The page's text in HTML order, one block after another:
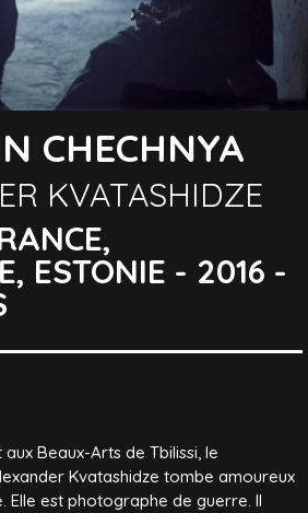
CHECHNYA
KVATASHIDZE
ESTONIE - 2016 -
Beaux-Arts de Tbilissi, le
Kvatashidze tombe amoureux
Elle est photographe de guerre. Il